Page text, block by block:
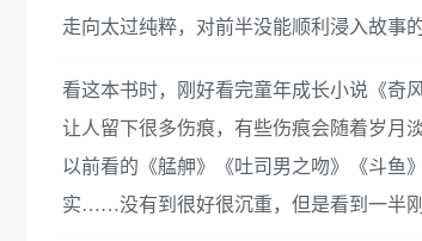
走向太过纯粹，对前半没能顺利浸入故事
看这本书时，刚好看完童年成长小说《奇
让人留下很多伤痕，有些伤痕会随着岁月
以前看的《艋舺》《吐司男之吻》《斗鱼
实……没有到很好很沉重，但是看到一半